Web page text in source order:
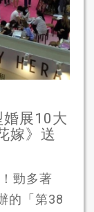
婚展10大
嫁》送
勁多著
的「第38